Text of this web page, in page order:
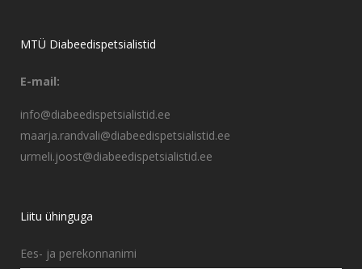
MTÜ Diabeedispetsialistid
E-mail:
info@diabeedispetsialistid.ee
maarja.randvali@diabeedispetsialistid.ee
urmeli.joost@diabeedispetsialistid.ee
Liitu ühinguga
Ees- ja perekonnanimi